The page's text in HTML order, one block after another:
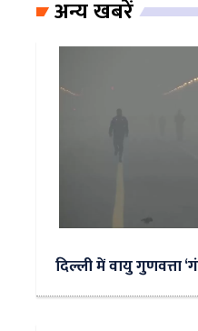
अन्य खबरें
दिल्ली में वायु गुणवत्ता